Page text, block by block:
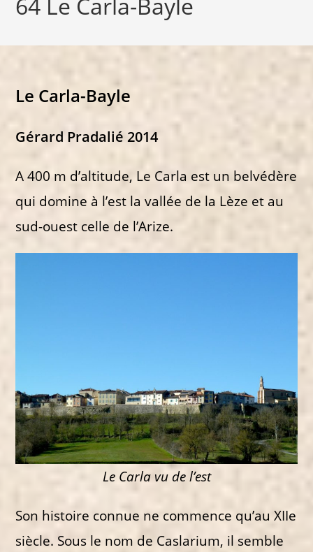
Le Carla-Bayle
Gérard Pradalié 2014
A 400 m d’altitude, Le Carla est un belvédère
qui domine à l’est la vallée de la Lèze et au
sud-ouest celle de l’Arize.
Le Carla vu de l’est
Son histoire connue ne commence qu’au XIIe
siècle. Sous le nom de Caslarium, il semble